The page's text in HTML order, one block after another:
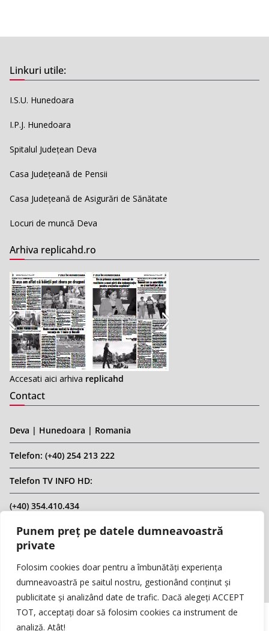
Punem preț pe datele dumneavoastră
private
Folosim cookies doar pentru a îmbunătăți experiența
dumneavoastră pe saitul nostru, gestionând conținut și
publicitate și analizând date de trafic. Dacă alegeți ACCEPT
TOT, acceptați doar să folosim cookies ca instrument de
analiză. Atât!
Linkuri utile:
I.S.U. Hunedoara
I.P.J. Hunedoara
Spitalul Județean Deva
Casa Județeană de Pensii
Casa Județeană de Asigurări de Sănătate
Locuri de muncă Deva
Arhiva replicahd.ro
Accesati aici arhiva replicahd
Contact
Deva | Hunedoara | Romania
Telefon: (+40) 254 213 222
Telefon TV INFO HD:
(+40) 354.410.434
Email: infohd20@gmail.com
Website: www.replicahd.ro